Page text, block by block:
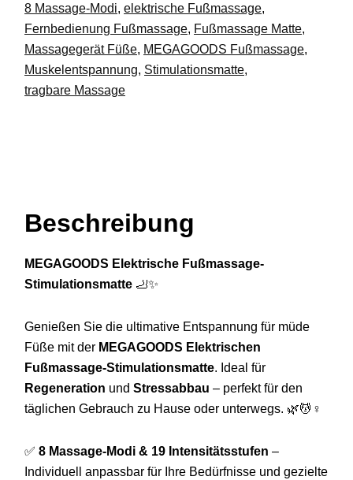
Modi
19
Stufen
DE.
Menge
8 Massage-Modi, elektrische Fußmassage,
Fernbedienung Fußmassage, Fußmassage Matte,
Massagegerät Füße, MEGAGOODS Fußmassage,
Muskelentspannung, Stimulationsmatte,
tragbare Massage
Beschreibung
MEGAGOODS Elektrische Fußmassage-
Stimulationsmatte 🦶✨
Genießen Sie die ultimative Entspannung für müde
Füße mit der MEGAGOODS Elektrischen
Fußmassage-Stimulationsmatte. Ideal für
Regeneration und Stressabbau – perfekt für den
täglichen Gebrauch zu Hause oder unterwegs. 🌿💆♀️
✅ 8 Massage-Modi & 19 Intensitätsstufen –
Individuell anpassbar für Ihre Bedürfnisse und gezielte